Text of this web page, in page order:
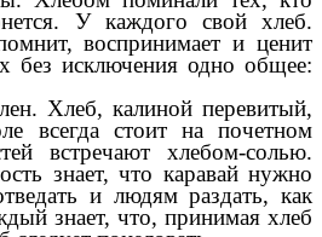
У каждого свой хлеб.
воспринимает и ценит
без исключения одно общее:
Хлеб, калиной перевитый,
всегда стоит на почетном
встречают хлебом-солью.
знает, что каравай нужно
и людям раздать, как
знает, что, принимая хлеб